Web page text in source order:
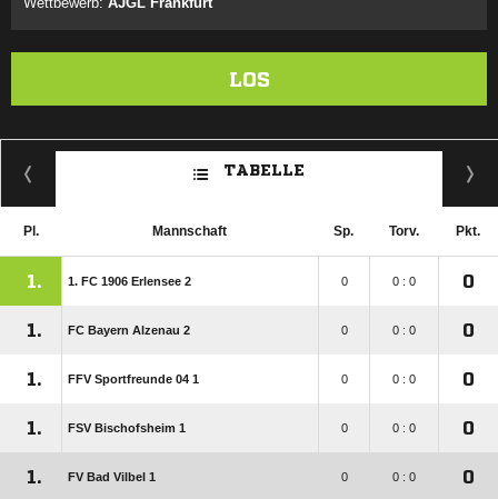
LOS
TABELLE
Pl. Mannschaft Sp. Torv. Pkt.
1. 1. FC 1906 Erlensee 2 0 0 : 0 0
1. FC Bayern Alzenau 2 0 0 : 0 0
1. FFV Sportfreunde 04 1 0 0 : 0 0
1. FSV Bischofsheim 1 0 0 : 0 0
1. FV Bad Vilbel 1 0 0 : 0 0